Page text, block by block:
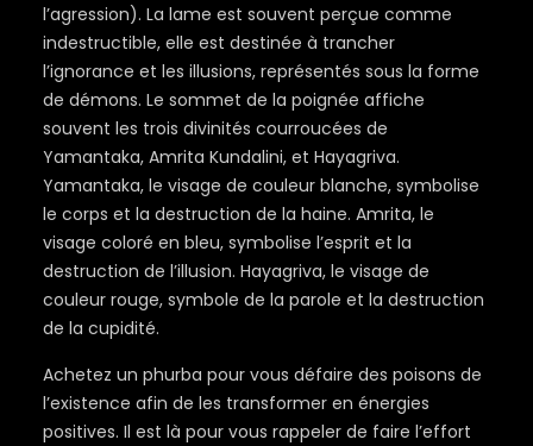
l’agression). La lame est souvent perçue comme
indestructible, elle est destinée à trancher
l’ignorance et les illusions, représentés sous la forme
de démons. Le sommet de la poignée affiche
souvent les trois divinités courroucées de
Yamantaka, Amrita Kundalini, et Hayagriva.
Yamantaka, le visage de couleur blanche, symbolise
le corps et la destruction de la haine. Amrita, le
visage coloré en bleu, symbolise l’esprit et la
destruction de l’illusion. Hayagriva, le visage de
couleur rouge, symbole de la parole et la destruction
de la cupidité.
Achetez un phurba pour vous défaire des poisons de
l’existence afin de les transformer en énergies
positives. Il est là pour vous rappeler de faire l’effort